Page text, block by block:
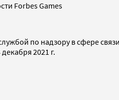
Forbes Games
по надзору в сфере
2021 г.